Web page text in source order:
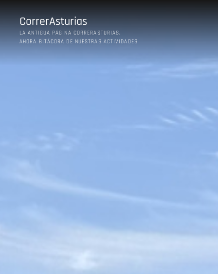
contenidoCorrerAsturias
LA ANTIGUA PÁGINA CORRERASTURIAS,
AHORA BITÁCORA DE NUESTRAS ACTIVIDADES